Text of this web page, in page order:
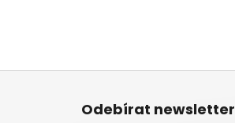
Z
Odebírat newsletter